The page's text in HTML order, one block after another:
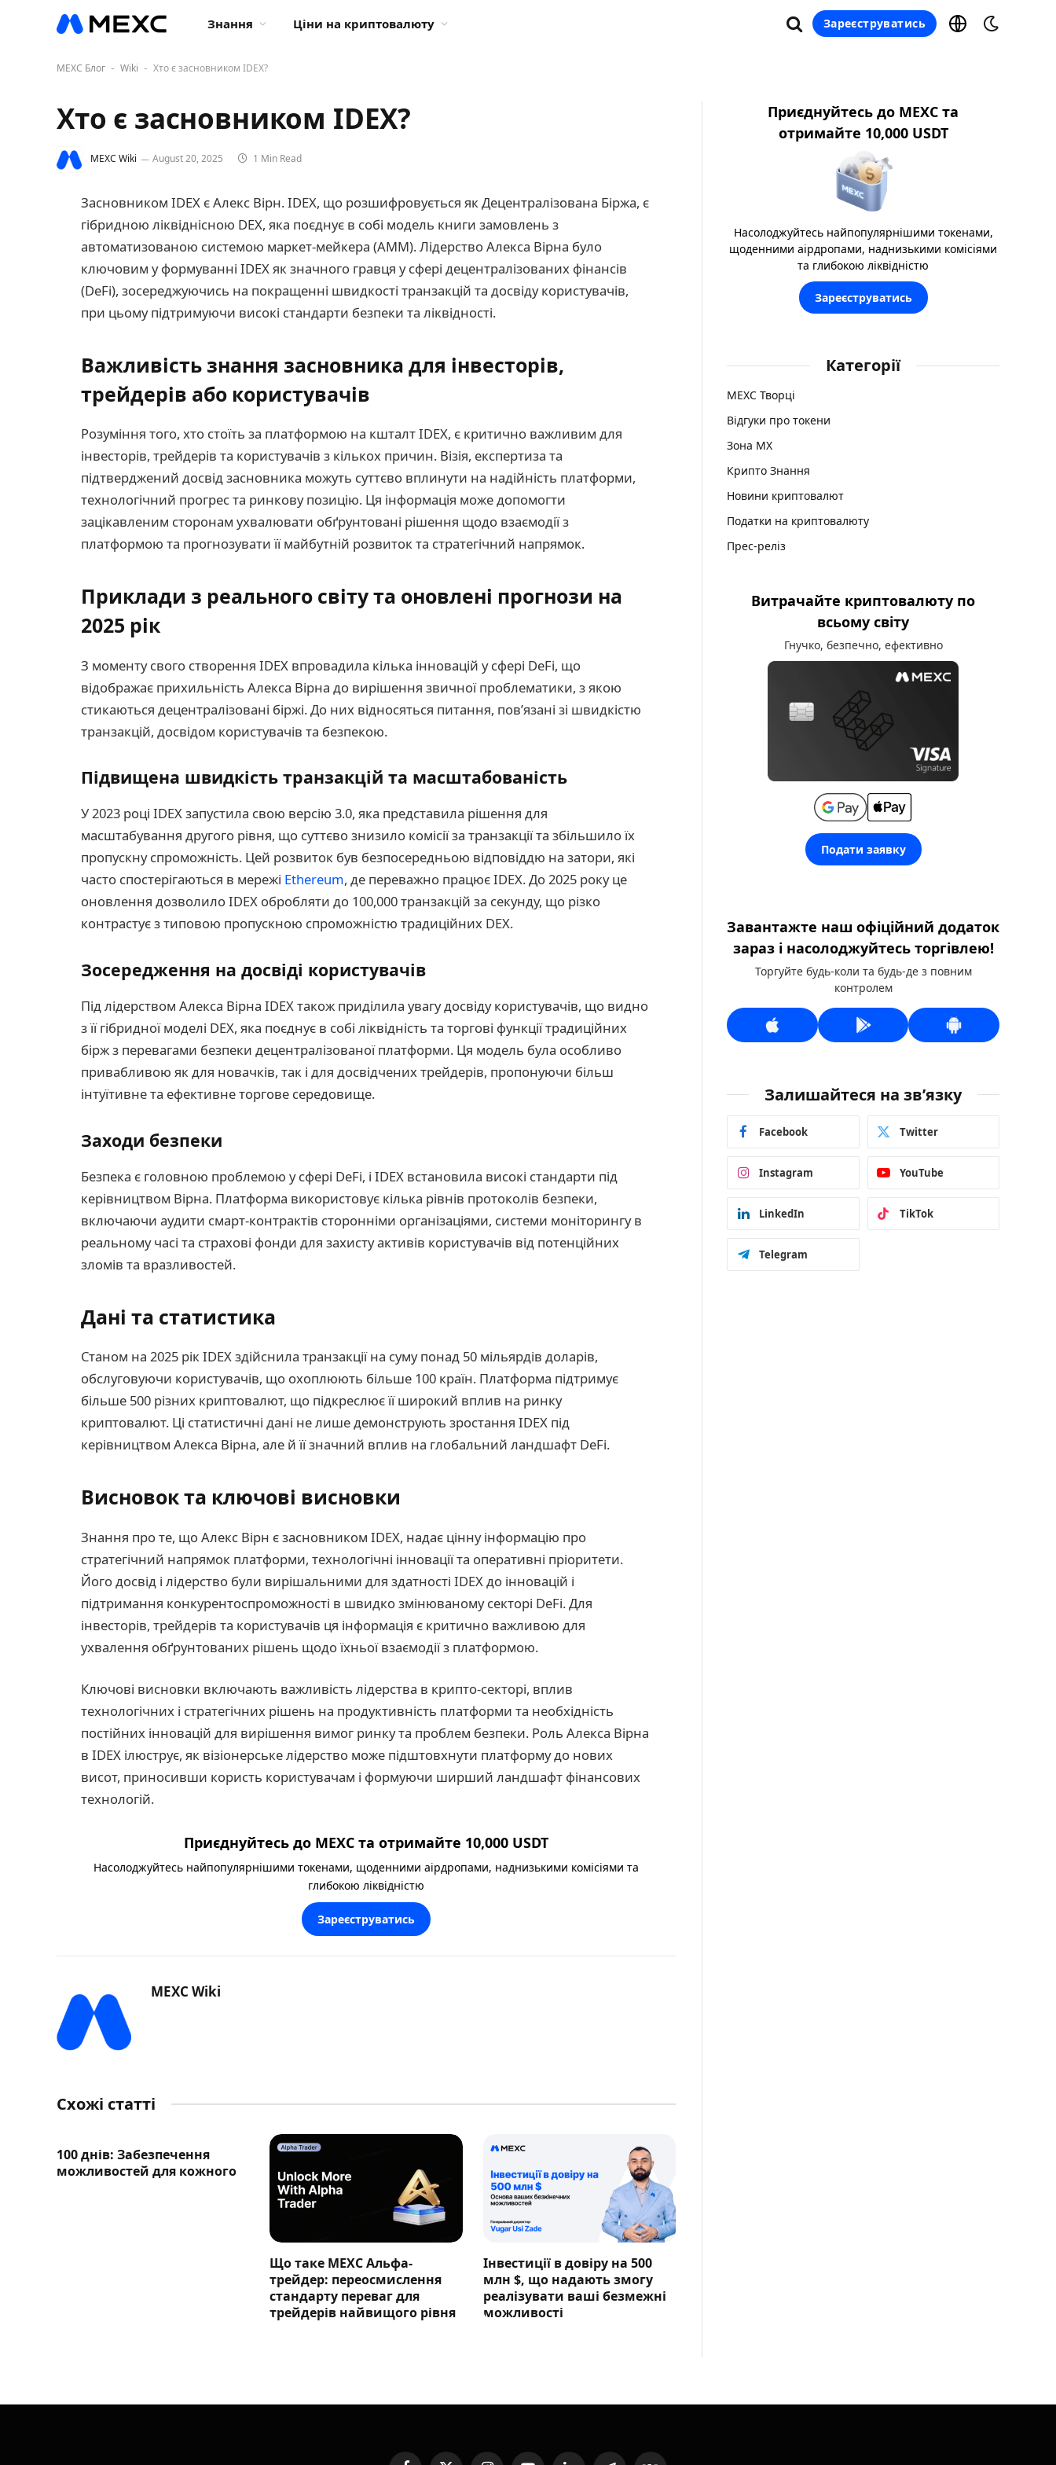
Знання Ціни на криптовалюту Зареєструватись
MEXC Блог - Wiki - Хто є засновником IDEX?
Хто є засновником IDEX?
MEXC Wiki August 20, 2025 1 Min Read
Засновником IDEX є Алекс Вірн. IDEX, що розшифровується як Децентралізована Біржа, є
гібридною ліквіднісною DEX, яка поєднує в собі модель книги замовлень з
автоматизованою системою маркет-мейкера (AMM). Лідерство Алекса Вірна було
ключовим у формуванні IDEX як значного гравця у сфері децентралізованих фінансів
(DeFi), зосереджуючись на покращенні швидкості транзакцій та досвіду користувачів,
при цьому підтримуючи високі стандарти безпеки та ліквідності.
Важливість знання засновника для інвесторів,
трейдерів або користувачів
Розуміння того, хто стоїть за платформою на кшталт IDEX, є критично важливим для
інвесторів, трейдерів та користувачів з кількох причин. Візія, експертиза та
підтверджений досвід засновника можуть суттєво вплинути на надійність платформи,
технологічний прогрес та ринкову позицію. Ця інформація може допомогти
зацікавленим сторонам ухвалювати обґрунтовані рішення щодо взаємодії з
платформою та прогнозувати її майбутній розвиток та стратегічний напрямок.
Приклади з реального світу та оновлені прогнози на
2025 рік
З моменту свого створення IDEX впровадила кілька інновацій у сфері DeFi, що
відображає прихильність Алекса Вірна до вирішення звичної проблематики, з якою
стикаються децентралізовані біржі. До них відносяться питання, пов’язані зі швидкістю
транзакцій, досвідом користувачів та безпекою.
Підвищена швидкість транзакцій та масштабованість
У 2023 році IDEX запустила свою версію 3.0, яка представила рішення для
масштабування другого рівня, що суттєво знизило комісії за транзакції та збільшило їх
пропускну спроможність. Цей розвиток був безпосередньою відповіддю на затори, які
часто спостерігаються в мережі Ethereum, де переважно працює IDEX. До 2025 року це
оновлення дозволило IDEX обробляти до 100,000 транзакцій за секунду, що різко
контрастує з типовою пропускною спроможністю традиційних DEX.
Зосередження на досвіді користувачів
Під лідерством Алекса Вірна IDEX також приділила увагу досвіду користувачів, що видно
з її гібридної моделі DEX, яка поєднує в собі ліквідність та торгові функції традиційних
бірж з перевагами безпеки децентралізованої платформи. Ця модель була особливо
привабливою як для новачків, так і для досвідчених трейдерів, пропонуючи більш
інтуїтивне та ефективне торгове середовище.
Заходи безпеки
Безпека є головною проблемою у сфері DeFi, і IDEX встановила високі стандарти під
керівництвом Вірна. Платформа використовує кілька рівнів протоколів безпеки,
включаючи аудити смарт-контрактів сторонніми організаціями, системи моніторингу в
реальному часі та страхові фонди для захисту активів користувачів від потенційних
зломів та вразливостей.
Дані та статистика
Станом на 2025 рік IDEX здійснила транзакції на суму понад 50 мільярдів доларів,
обслуговуючи користувачів, що охоплюють більше 100 країн. Платформа підтримує
більше 500 різних криптовалют, що підкреслює її широкий вплив на ринку
криптовалют. Ці статистичні дані не лише демонструють зростання IDEX під
керівництвом Алекса Вірна, але й її значний вплив на глобальний ландшафт DeFi.
Висновок та ключові висновки
Знання про те, що Алекс Вірн є засновником IDEX, надає цінну інформацію про
стратегічний напрямок платформи, технологічні інновації та оперативні пріоритети.
Його досвід і лідерство були вирішальними для здатності IDEX до інновацій і
підтримання конкурентоспроможності в швидко змінюваному секторі DeFi. Для
інвесторів, трейдерів та користувачів ця інформація є критично важливою для
ухвалення обґрунтованих рішень щодо їхньої взаємодії з платформою.
Ключові висновки включають важливість лідерства в крипто-секторі, вплив
технологічних і стратегічних рішень на продуктивність платформи та необхідність
постійних інновацій для вирішення вимог ринку та проблем безпеки. Роль Алекса Вірна
в IDEX ілюструє, як візіонерське лідерство може підштовхнути платформу до нових
висот, приносивши користь користувачам і формуючи ширший ландшафт фінансових
технологій.
Приєднуйтесь до MEXC та отримайте 10,000 USDT
Насолоджуйтесь найпопулярнішими токенами, щоденними аірдропами, наднизькими комісіями та
глибокою ліквідністю
Зареєструватись
MEXC Wiki
Схожі статті
100 днів: Забезпечення
можливостей для кожного
Що таке MEXC Альфа-
трейдер: переосмислення
стандарту переваг для
трейдерів найвищого рівня
Інвестиції в довіру на 500
млн $, що надають змогу
реалізувати ваші безмежні
можливості
Приєднуйтесь до MEXC та
отримайте 10,000 USDT
Насолоджуйтесь найпопулярнішими токенами,
щоденними аірдропами, наднизькими комісіями
та глибокою ліквідністю
Зареєструватись
Категорії
MEXC Творці
Відгуки про токени
Зона MX
Крипто Знання
Новини криптовалют
Податки на криптовалюту
Прес-реліз
Витрачайте криптовалюту по
всьому світу
Гнучко, безпечно, ефективно
Подати заявку
Завантажте наш офіційний додаток
зараз і насолоджуйтесь торгівлею!
Торгуйте будь-коли та будь-де з повним
контролем
Залишайтеся на зв’язку
Facebook Twitter
Instagram YouTube
LinkedIn TikTok
Telegram